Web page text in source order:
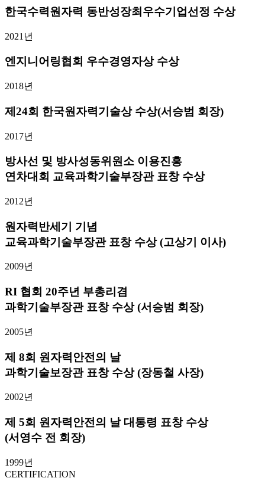
한국수력원자력 동반성장최우수기업선정 수상
2021년
엔지니어링협회 우수경영자상 수상
2018년
제24회 한국원자력기술상 수상(서승범 회장)
2017년
방사선 및 방사성동위원소 이용진흥
연차대회 교육과학기술부장관 표창 수상
2012년
원자력반세기 기념
교육과학기술부장관 표창 수상 (고상기 이사)
2009년
RI 협회 20주년 부총리겸
과학기술부장관 표창 수상 (서승범 회장)
2005년
제 8회 원자력안전의 날
과학기술보장관 표창 수상 (장동철 사장)
2002년
제 5회 원자력안전의 날 대통령 표창 수상
(서영수 전 회장)
1999년
CERTIFICATION